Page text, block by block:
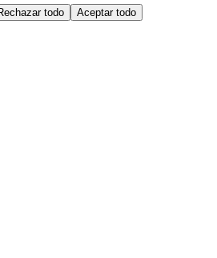
todo Aceptar todo